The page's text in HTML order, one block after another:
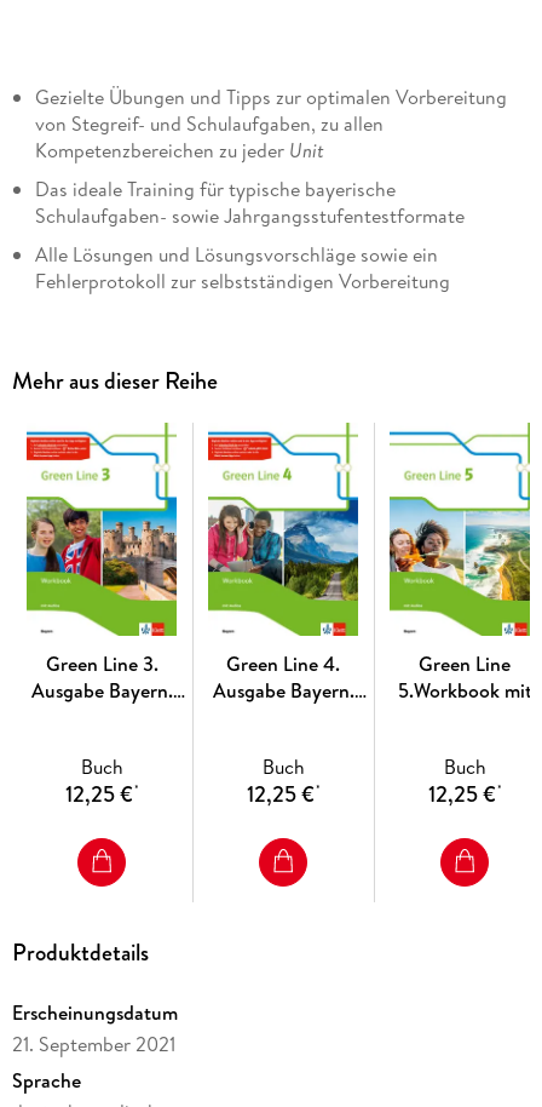
Gezielte Übungen und Tipps zur optimalen Vorbereitung
von Stegreif- und Schulaufgaben, zu allen
Kompetenzbereichen zu jeder Unit
Das ideale Training für typische bayerische
Schulaufgaben- sowie Jahrgangsstufentestformate
Alle Lösungen und Lösungsvorschläge sowie ein
Fehlerprotokoll zur selbstständigen Vorbereitung
Mehr aus dieser Reihe
Green Line 3.
Ausgabe Bayern.
Buch
12,25 €*
Green Line 4.
Ausgabe Bayern.
Buch
12,25 €*
Green Line
5.Workbook mit
Buch
12,25 €*
Produktdetails
Erscheinungsdatum
21. September 2021
Sprache